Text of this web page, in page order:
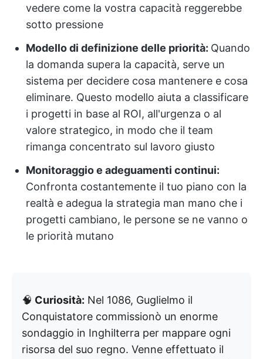
vedere come la vostra capacità reggerebbe
sotto pressione
Modello di definizione delle priorità: Quando
la domanda supera la capacità, serve un
sistema per decidere cosa mantenere e cosa
eliminare. Questo modello aiuta a classificare
i progetti in base al ROI, all'urgenza o al
valore strategico, in modo che il team
rimanga concentrato sul lavoro giusto
Monitoraggio e adeguamenti continui:
Confronta costantemente il tuo piano con la
realtà e adegua la strategia man mano che i
progetti cambiano, le persone se ne vanno o
le priorità mutano
🧠 Curiosità: Nel 1086, Guglielmo il
Conquistatore commissionò un enorme
sondaggio in Inghilterra per mappare ogni
risorsa del suo regno. Venne effettuato il